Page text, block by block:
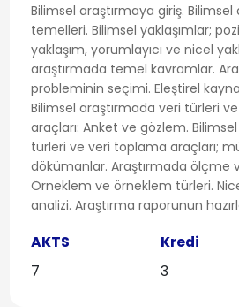
Bilimsel araştırmaya giriş. Bilimsel
temelleri. Bilimsel yaklaşımlar;
yaklaşım, yorumlayıcı ve nicel
araştırmada temel kavramlar.
probleminin seçimi. Eleştirel
Bilimsel araştırmada veri türleri
araçları: Anket ve gözlem.
türleri ve veri toplama araçları;
dökümanlar. Araştırmada ölçme
Örneklem ve örneklem türleri.
analizi. Araştırma raporunun
AKTS
7
Kredi
3